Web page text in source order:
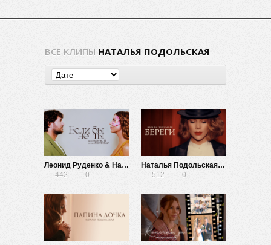
ВСЕ КЛИПЫ НАТАЛЬЯ ПОДОЛЬСКАЯ
Леонид Руденко & Наталья Подольская — Если бы не ты
442
0
Наталья Подольская — Береги
512
0